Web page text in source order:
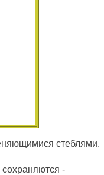
стеблями.
-